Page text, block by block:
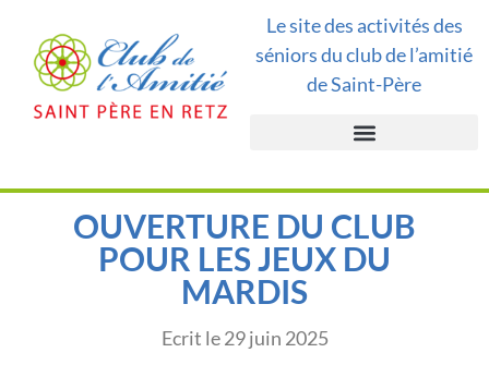
Le site des activités des
séniors du club de l’amitié
de Saint-Père
OUVERTURE DU CLUB
POUR LES JEUX DU
MARDIS
Ecrit le 29 juin 2025